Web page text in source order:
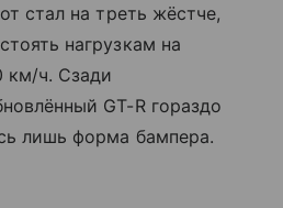
стал на треть жёстче,
нагрузкам на
км/ч. Сзади
GT-R гораздо
лишь форма бампера.